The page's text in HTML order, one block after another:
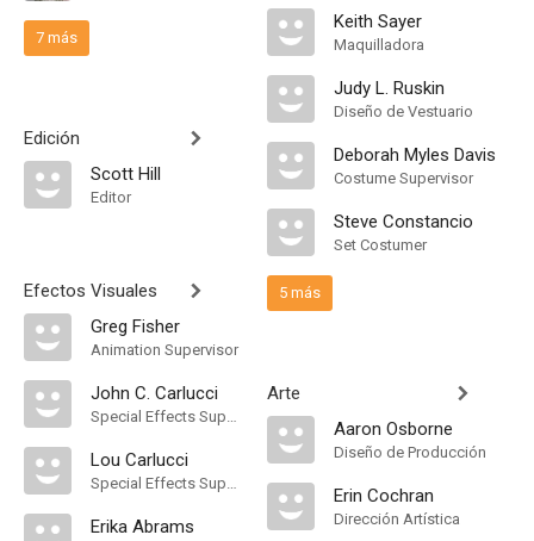
7 más
Edición
Scott Hill
Editor
Efectos Visuales
Greg Fisher
Animation Supervisor
John C. Carlucci
Special Effects Supervisor
Lou Carlucci
Special Effects Supervisor
Erika Abrams
Keith Sayer
Maquilladora
Judy L. Ruskin
Diseño de Vestuario
Deborah Myles Davis
Costume Supervisor
Steve Constancio
Set Costumer
5 más
Arte
Aaron Osborne
Diseño de Producción
Erin Cochran
Dirección Artística